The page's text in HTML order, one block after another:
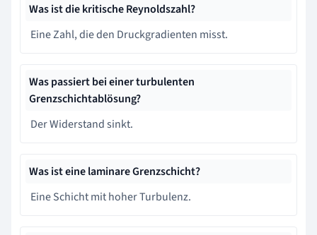
Was ist die kritische Reynoldszahl?
Eine Zahl, die den Druckgradienten misst.
Was passiert bei einer turbulenten
Grenzschichtablösung?
Der Widerstand sinkt.
Was ist eine laminare Grenzschicht?
Eine Schicht mit hoher Turbulenz.